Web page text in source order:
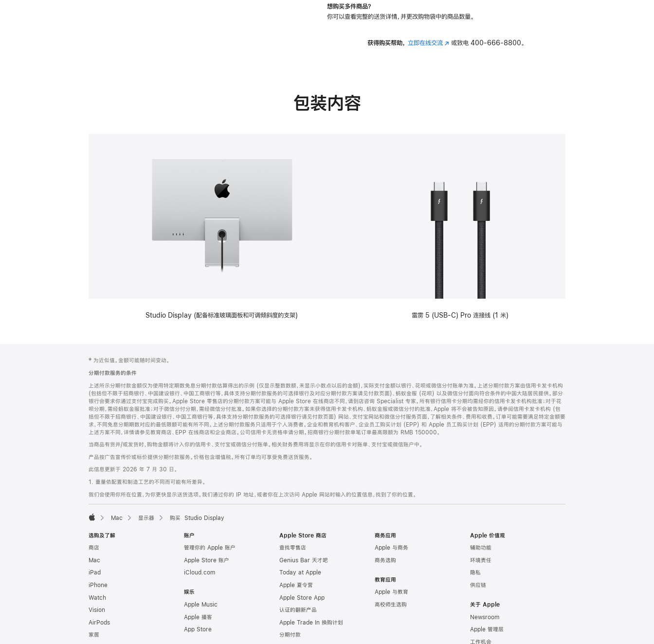
想购买多件商品？
你可以查看完整的送货详情，并更改购物袋中的商品数量。
获得购买帮助， 立即在线交流(在 或致电400-666-8800。
包装内容
Studio Display (配备标准玻璃面板和可调倾斜度的支架) 雷雳 5 (USB-C) Pro 连接线 (1 米)
页
脚
注
‡ 为近似值。金额可能随时间变动。
分期付款服务的条件
上述所示分期付款金额仅为使用特定期数免息分期付款估算得出的示例 (仅显示整数数额，未显示小数点以后的金额)，实际支付金额以银行、花呗或微信分付账单为准。上述分期付款方案由信用卡发卡机构
(包括但不限于招商银行、中国建设银行、中国工商银行等，具体支持分期付款服务的可选择银行及对应分期付款方案请见付款页面)、蚂蚁金服 (花呗) 以及微信分付面向符合条件的中国大陆居民提供。部分
银行会要求你通过支付宝完成购买。Apple Store 零售店的分期付款方案可能与 Apple Store 在线商店不同，请到店咨询 Specialist 专家。所有银行信用卡分期均需经你的信用卡发卡机构批准；对于花
呗分期，需经蚂蚁金服批准；对于微信分付分期，需经微信分付批准。如果你选择的分期付款方案未获得信用卡发卡机构、蚂蚁金服或微信分付的批准，Apple 将不会被告知原因。请参阅信用卡发卡机构 (包
括但不限于招商银行、中国建设银行、中国工商银行等，具体支持分期付款服务的可选择银行请见付款页面) 网站、支付宝网站和微信分付服务页面，了解相关条件、费用和收费。订单可能需要满足特定金额要
求，不同免息分期期数对应的最低限额可能有所不同。上述分期付款服务只适用于个人消费者。企业和教育机构客户、企业员工购买计划 (EPP) 和 Apple 员工购买计划 (EPP) 适用的分期付款方案可能与
上述方案不同，详情请参见教育商店、EPP 在线商店和企业商店。公司信用卡无资格申请分期。招商银行分期付款单笔订单最高限额为 RMB 150000。
当商品有货并/或发货时，购物金额将计入你的信用卡、支付宝或微信分付账单。相关财务费用将显示在你的信用卡对账单、支付宝或微信账户中。
产品按广告宣传价或标价提供分期付款服务。价格包含增值税。所有订单均可享受免费送货服务。
此信息更新于 2026 年 7 月 30 日。
1. 重量依配置和制造工艺的不同而可能有所差异。
我们会使用你所在位置，为你更快显示送货选项。我们通过你的 IP 地址，或者你在上次访问 Apple 网站时输入的位置信息，找到了你的位置。
Mac 显示器 购买 Studio Display
选购及了解
商店
Mac
iPad
iPhone
Watch
Vision
AirPods
家居
账户
管理你的 Apple 账户
Apple Store 账户
iCloud.com
娱乐
Apple Music
Apple 播客
App Store
Apple Store 商店
查找零售店
Genius Bar 天才吧
Today at Apple
Apple 夏令营
Apple Store App
认证的翻新产品
Apple Trade In 换购计划
分期付款
商务应用
Apple 与商务
商务选购
教育应用
Apple 与教育
高校师生选购
Apple 价值观
辅助功能
环境责任
隐私
供应链
关于 Apple
Newsroom
Apple 管理层
工作机会